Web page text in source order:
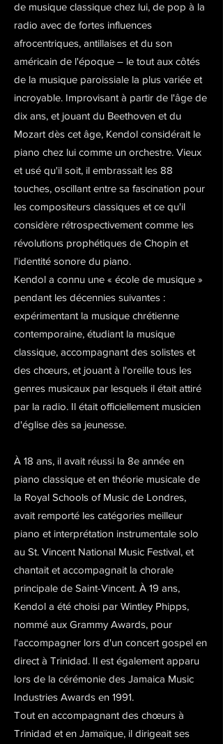
de musique classique chez lui, de pop à la
radio avec de fortes influences
afrocentriques, antillaises et du son
américain de l'époque – le tout aux côtés
de la musique paroissiale la plus variée et
incroyable. Improvisant à partir de l'âge de
dix ans, et jouant du Beethoven et du
Mozart dès cet âge, Kendol considérait le
piano chez lui comme un orchestre. Vieux
et usé qu'il soit, il embrassait les 88
touches, oscillant entre sa fascination pour
les compositeurs classiques et ce qu'il
considère rétrospectivement comme les
révolutions prophétiques de Chopin et
l'identité sonore du piano.
Kendol a connu une « école de musique »
pendant les décennies suivantes :
expérimentant la musique chrétienne
contemporaine, étudiant la musique
classique, accompagnant des solistes et
des chœurs, et jouant à l'oreille tous les
genres musicaux par lesquels il était attiré
par la radio. Il était officiellement musicien
d'église dès sa jeunesse.
À 18 ans, il avait réussi la 8e année en
piano classique et en théorie musicale de
la Royal Schools of Music de Londres,
avait remporté les catégories meilleur
piano et interprétation instrumentale solo
au St. Vincent National Music Festival, et
chantait et accompagnait la chorale
principale de Saint-Vincent. À 19 ans,
Kendol a été choisi par Wintley Phipps,
nommé aux Grammy Awards, pour
l'accompagner lors d'un concert gospel en
direct à Trinidad. Il est également apparu
lors de la cérémonie des Jamaica Music
Industries Awards en 1991.
Tout en accompagnant des chœurs à
Trinidad et en Jamaïque, il dirigeait ses